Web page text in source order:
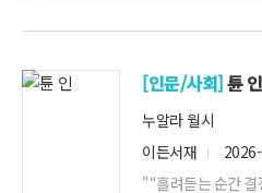
[인문/사회]튠 인
누알라 월시
이든서재
"“흘려듣는 순간